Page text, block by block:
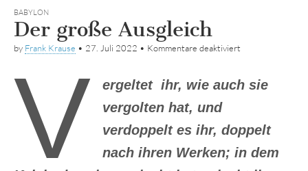
Tagebuch
BABYLON
Der große Ausgleich
by Frank Krause • 27. Juli 2022 • Kommentare deaktiviert
Ausgleich
V
ergeltet ihr, wie auch sie
vergolten hat, und
verdoppelt es ihr, doppelt
nach ihren Werken; in dem